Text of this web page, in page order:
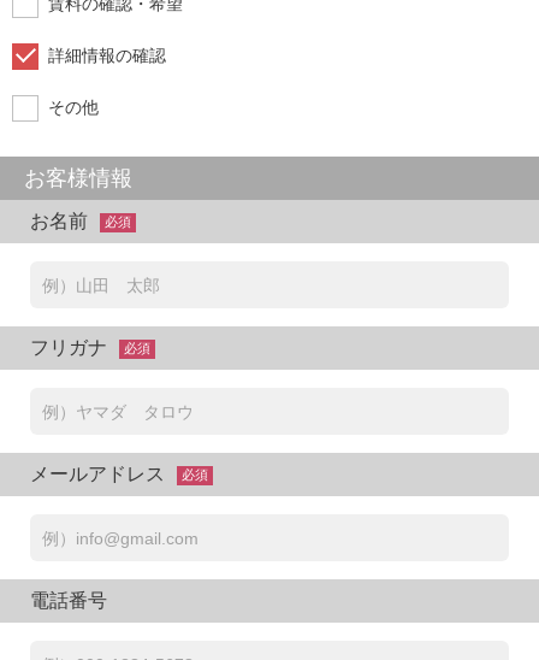
賃料の確認・希望
詳細情報の確認
その他
お客様情報
お名前 必須
フリガナ 必須
メールアドレス 必須
電話番号